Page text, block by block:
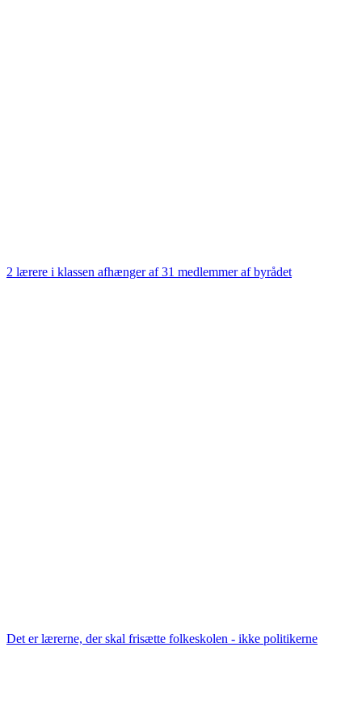
2 lærere i klassen afhænger af 31 medlemmer af byrådet
Det er lærerne, der skal frisætte folkeskolen - ikke politikerne